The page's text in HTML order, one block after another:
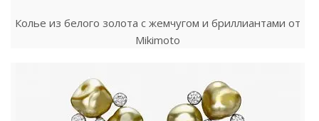
Колье из белого золота с жемчугом и бриллиантами от
Mikimoto